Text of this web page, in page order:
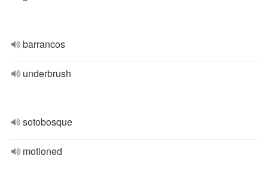
barrancos
underbrush
sotobosque
motioned